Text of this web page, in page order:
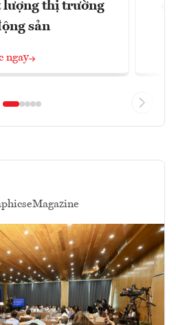
lượng thị trường
sản
ngay
eMagazine